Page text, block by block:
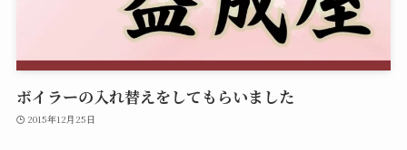
ボイラーの入れ替えをしてもらいました
2015年12月25日